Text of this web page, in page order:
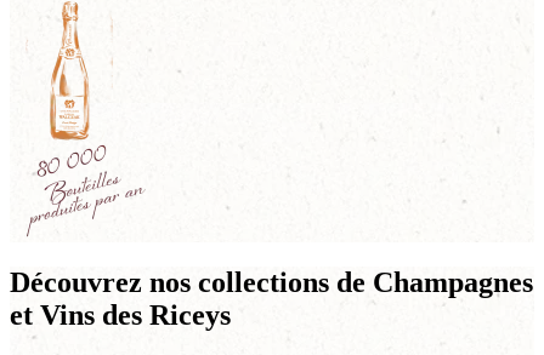
Découvrez nos collections de Champagnes
et Vins des Riceys